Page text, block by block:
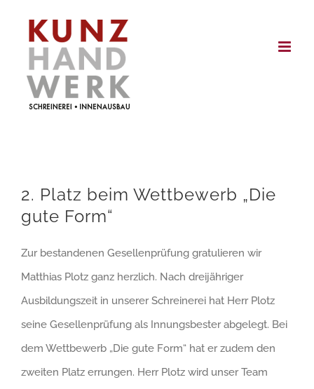
content
2. Platz beim Wettbewerb „Die
gute Form“
Zur bestandenen Gesellenprüfung gratulieren wir
Matthias Plotz ganz herzlich. Nach dreijähriger
Ausbildungszeit in unserer Schreinerei hat Herr Plotz
seine Gesellenprüfung als Innungsbester abgelegt. Bei
dem Wettbewerb „Die gute Form“ hat er zudem den
zweiten Platz errungen. Herr Plotz wird unser Team